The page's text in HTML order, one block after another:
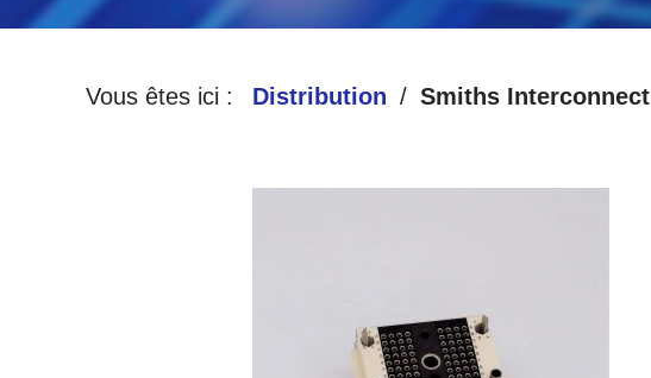
Vous êtes ici : Distribution Smiths Interconnect